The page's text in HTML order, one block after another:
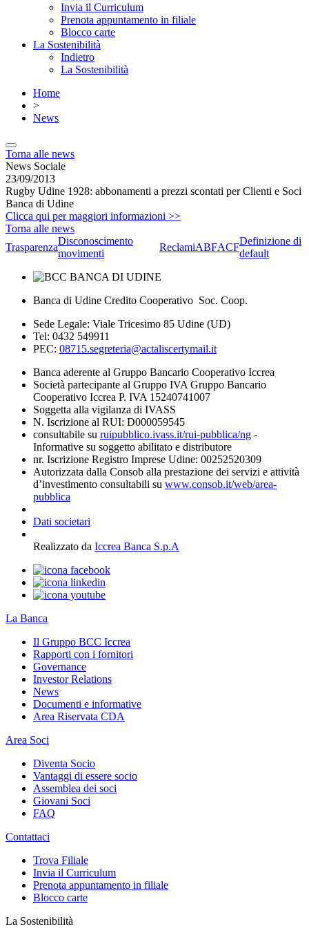
Invia il Curriculum
Prenota appuntamento in filiale
Blocco carte
La Sostenibilità
Indietro
La Sostenibilità
Home
>
News
Torna alle news
News Sociale
23/09/2013
Rugby Udine 1928: abbonamenti a prezzi scontati per Clienti e Soci
Banca di Udine
Clicca qui per maggiori informazioni >>
Torna alle news
Trasparenza
Disconoscimento
movimenti
ReclamiABFACF
Definizione di
default
Banca di Udine Credito Cooperativo Soc. Coop.
Sede Legale: Viale Tricesimo 85 Udine (UD)
Tel: 0432 549911
PEC: 08715.segreteria@actaliscertymail.it
Banca aderente al Gruppo Bancario Cooperativo Iccrea
Società partecipante al Gruppo IVA Gruppo Bancario
Cooperativo Iccrea P. IVA 15240741007
Soggetta alla vigilanza di IVASS
N. Iscrizione al RUI: D000059545
consultabile su ruipubblico.ivass.it/rui-pubblica/ng -
Informative su soggetto abilitato e distributore
nr. Iscrizione Registro Imprese Udine: 00252520309
Autorizzata dalla Consob alla prestazione dei servizi e attività
d’investimento consultabili su www.consob.it/web/area-
pubblica
Dati societari
Realizzato da Iccrea Banca S.p.A
La Banca
Il Gruppo BCC Iccrea
Rapporti con i fornitori
Governance
Investor Relations
News
Documenti e informative
Area Riservata CDA
Area Soci
Diventa Socio
Vantaggi di essere socio
Assemblea dei soci
Giovani Soci
FAQ
Contattaci
Trova Filiale
Invia il Curriculum
Prenota appuntamento in filiale
Blocco carte
La Sostenibilità